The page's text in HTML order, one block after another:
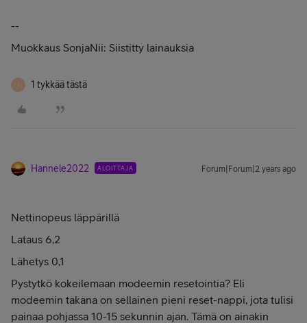
--
Muokkaus SonjaNii: Siistitty lainauksia
J 1 tykkää tästä
Hannele2022 ALOITTAJA Forum|Forum|2 years ago
Nettinopeus läppärillä
Lataus 6,2
Lähetys 0,1
Pystytkö kokeilemaan modeemin resetointia? Eli
modeemin takana on sellainen pieni reset-nappi, jota tulisi
painaa pohjassa 10-15 sekunnin ajan. Tämä on ainakin